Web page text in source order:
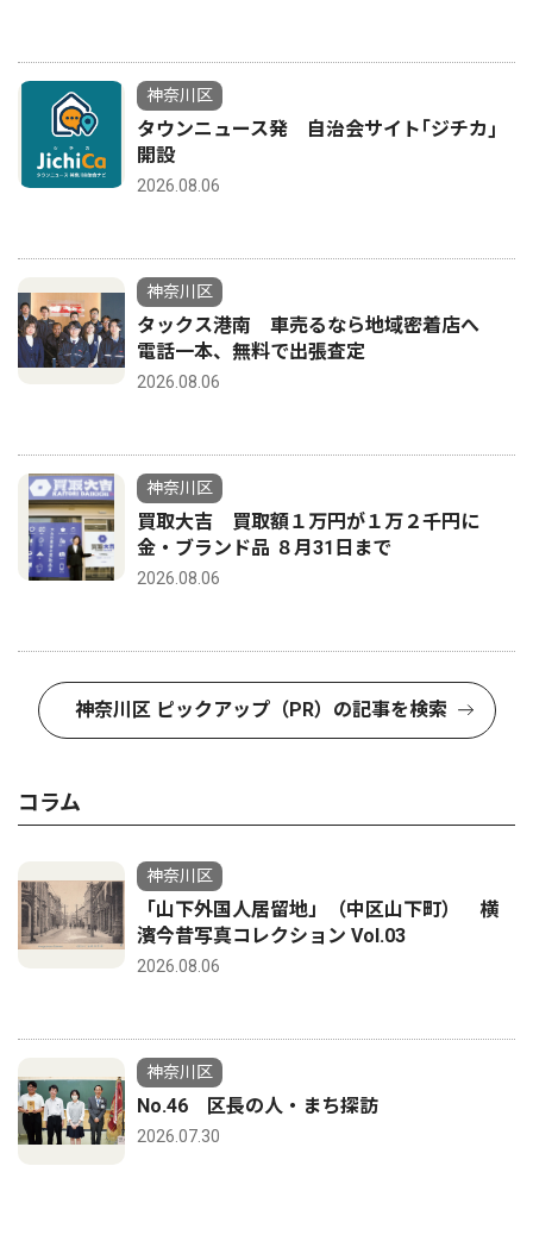
神奈川区
タウンニュース発 自治会サイト｢ジチカ｣
開設
2026.08.06
神奈川区
タックス港南 車売るなら地域密着店へ
電話一本、無料で出張査定
2026.08.06
神奈川区
買取大吉 買取額１万円が１万２千円に
金・ブランド品 ８月31日まで
2026.08.06
神奈川区 ピックアップ（PR）の記事を検索
コラム
神奈川区
「山下外国人居留地」（中区山下町） 横
濱今昔写真コレクション Vol.03
2026.08.06
神奈川区
No.46 区長の人・まち探訪
2026.07.30